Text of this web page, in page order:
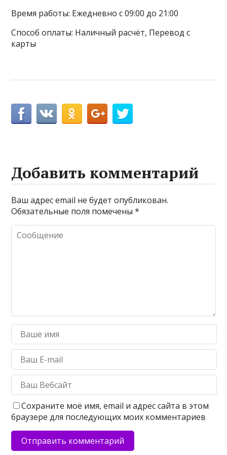
Время работы: Ежедневно с 09:00 до 21:00
Способ оплаты: Наличный расчёт, Перевод с
карты
Добавить комментарий
Ваш адрес email не будет опубликован.
Обязательные поля помечены*
Сохраните моё имя, email и адрес сайта в этом
браузере для последующих моих комментариев